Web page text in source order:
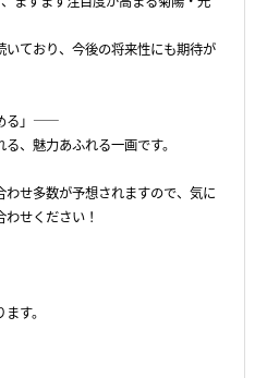
ており、今後の将来性にも期待が
める」――
、魅力あふれる一画です。
せ多数が予想されますので、気に
せください！
す。